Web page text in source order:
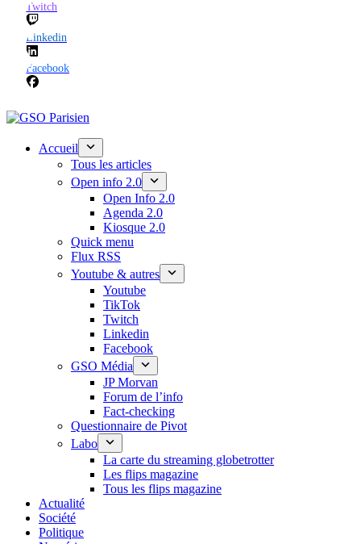
Twitch
Linkedin
Facebook
Accueil
Tous les articles
Open info 2.0
Open Info 2.0
Agenda 2.0
Kiosque 2.0
Quick menu
Flux RSS
Youtube & autres
Youtube
TikTok
Twitch
Linkedin
Facebook
GSO Média
JP Morvan
Forum de l’info
Fact-checking
Questionnaire de Pivot
Labo
La carte du streaming globetrotter
Les flips magazine
Tous les flips magazine
Actualité
Société
Politique